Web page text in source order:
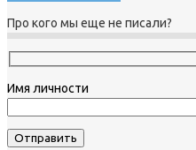
Про кого мы еще не писали?
Имя личности